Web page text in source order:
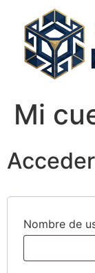
Mi
Acceder
Nombre de